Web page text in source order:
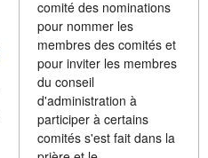
comité des nominations
pour nommer les
membres des comités et
pour inviter les membres
du conseil
d'administration à
participer à certains
comités s'est fait dans la